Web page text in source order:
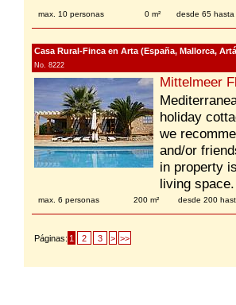
max. 10 personas 0 m² desde 65
Casa Rural-Finca en Arta (España, Mallorca,
No. 8222
Mittelmeer
holiday
we
and/or
in property
living space.
max. 6 personas 200 m² desde 200
Páginas: 1 2 3 > >>